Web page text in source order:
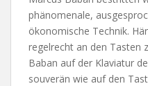
phänomenale,
ökono­mische Technik.
regelrecht an den Tasten
Baban auf der Klaviatur
souverän wie auf den